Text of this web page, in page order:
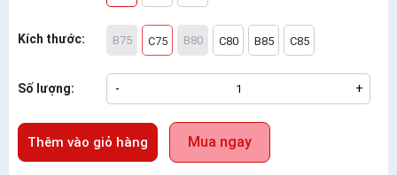
Kích thước: B75 C75 B80 C80 B85 C85
Số lượng: - +
Thêm vào giỏ hàng Mua ngay